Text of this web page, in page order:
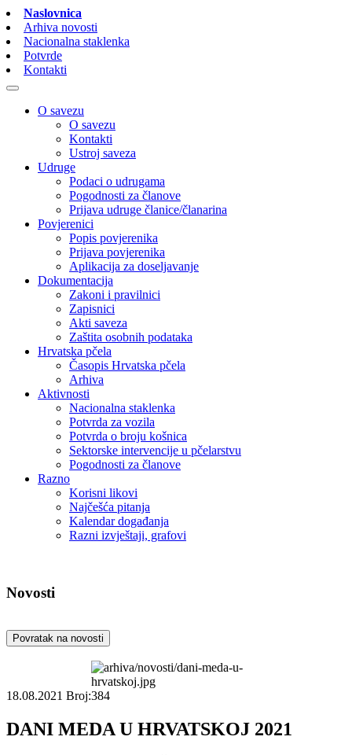
Naslovnica
Arhiva novosti
Nacionalna staklenka
Potvrde
Kontakti
O savezu
O savezu
Kontakti
Ustroj saveza
Udruge
Podaci o udrugama
Pogodnosti za članove
Prijava udruge članice/članarina
Povjerenici
Popis povjerenika
Prijava povjerenika
Aplikacija za doseljavanje
Dokumentacija
Zakoni i pravilnici
Zapisnici
Akti saveza
Zaštita osobnih podataka
Hrvatska pčela
Časopis Hrvatska pčela
Arhiva
Aktivnosti
Nacionalna staklenka
Potvrda za vozila
Potvrda o broju košnica
Sektorske intervencije u pčelarstvu
Pogodnosti za članove
Razno
Korisni likovi
Najčešća pitanja
Kalendar događanja
Razni izvještaji, grafovi
Novosti
Povratak na novosti
18.08.2021 Broj:384
DANI MEDA U HRVATSKOJ 2021